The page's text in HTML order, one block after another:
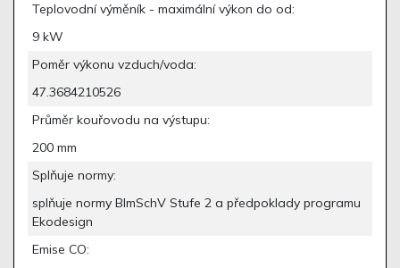
Teplovodní výměník - maximální výkon do od:
9 kW
Poměr výkonu vzduch/voda:
47.3684210526
Průměr kouřovodu na výstupu:
200 mm
Splňuje normy:
splňuje normy BlmSchV Stufe 2 a předpoklady programu
Ekodesign
Emise CO: